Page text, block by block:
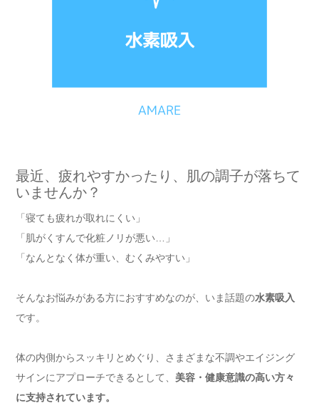
最近、疲れやすかったり、肌の調子が落ちて
いませんか？
「寝ても疲れが取れにくい」
「肌がくすんで化粧ノリが悪い…」
「なんとなく体が重い、むくみやすい」
そんなお悩みがある方におすすめなのが、いま話題の水素吸入
です。
体の内側からスッキリとめぐり、さまざまな不調やエイジング
サインにアプローチできるとして、 美容・健康意識の高い方々
に支持されています。